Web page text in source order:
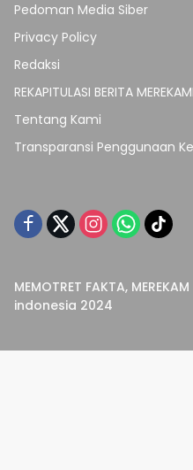
Pedoman Media Siber
Privacy Policy
Redaksi
REKAPITULASI BERITA
Tentang Kami
Transparansi Penggunaan
MEMOTRET FAKTA,
indonesia 2024